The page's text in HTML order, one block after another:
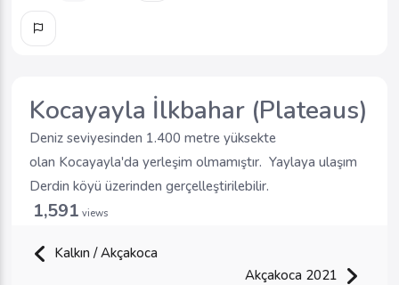
Kocayayla İlkbahar (Plateaus)
Deniz seviyesinden 1.400 metre yüksekte
olan Kocayayla'da yerleşim olmamıştır. Yaylaya ulaşım
Derdin köyü üzerinden gerçelleştirilebilir.
1,591 views
Kalkın / Akçakoca
Akçakoca 2021